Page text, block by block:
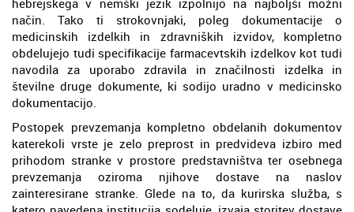
način. Tako ti strokovnjaki, poleg dokumentacije o
medicinskih izdelkih in zdravniških izvidov, kompletno
obdelujejo tudi specifikacije farmacevtskih izdelkov kot tudi
navodila za uporabo zdravila in značilnosti izdelka in
številne druge dokumente, ki sodijo uradno v medicinsko
dokumentacijo.
Postopek prevzemanja kompletno obdelanih dokumentov
katerekoli vrste je zelo preprost in predvideva izbiro med
prihodom stranke v prostore predstavništva ter osebnega
prevzemanja oziroma njihove dostave na naslov
zainteresirane stranke. Glede na to, da kurirska služba, s